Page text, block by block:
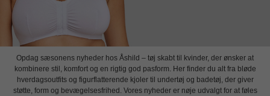
Opdag sæsonens nyheder hos Åshild – tøj skabt til kvinder, der ønsker at
kombinere stil, komfort og en rigtig god pasform. Her finder du alt fra bløde
hverdagsoutfits og figurflatterende kjoler til undertøj og badetøj, der giver
støtte, form og bevægelsesfrihed. Vores nyheder er nøje udvalgt for at føles